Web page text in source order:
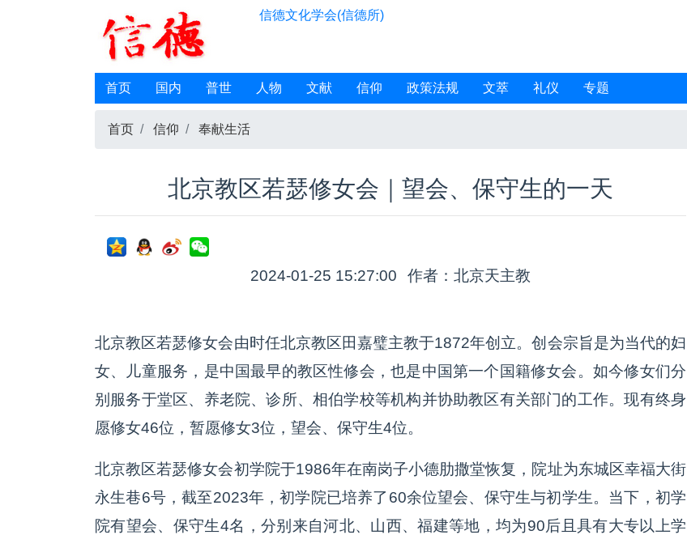
信德文化学会(信德所)
首页 国内 普世 人物 文献 信仰 政策法规 文萃 礼仪 专题
首页 信仰 奉献生活
北京教区若瑟修女会｜望会、保守生的一天
2024-01-25 15:27:00 作者：北京天主教
北京教区若瑟修女会由时任北京教区田嘉璧主教于1872年创立。创会宗旨是为当代的妇
女、儿童服务，是中国最早的教区性修会，也是中国第一个国籍修女会。如今修女们分
别服务于堂区、养老院、诊所、相伯学校等机构并协助教区有关部门的工作。现有终身
愿修女46位，暂愿修女3位，望会、保守生4位。
北京教区若瑟修女会初学院于1986年在南岗子小德肋撒堂恢复，院址为东城区幸福大街
永生巷6号，截至2023年，初学院已培养了60余位望会、保守生与初学生。当下，初学
院有望会、保守生4名，分别来自河北、山西、福建等地，均为90后且具有大专以上学